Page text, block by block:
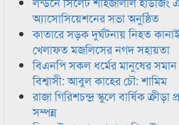
অ্যাসোসিয়েশনের সভা অনুষ্ঠিত
কাতারে সড়ক দুর্ঘটনায় নিহত
খেলাফত মজলিসের নগদ সহায়তা
বিএনপি সকল ধর্মের মানুষের
বিশ্বাসী: আবুল কাহের চৌ: শামিম
রাজা গিরিশচন্দ্র স্কুলে বার্ষিক
সম্পন্ন